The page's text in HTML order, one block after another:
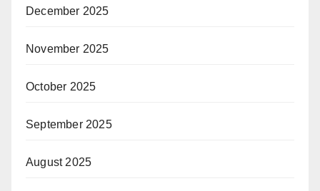
December 2025
November 2025
October 2025
September 2025
August 2025